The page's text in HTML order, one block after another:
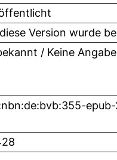
Version wurde
/ Keine Angabe